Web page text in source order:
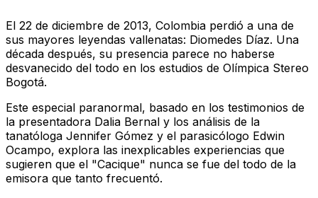
El 22 de diciembre de 2013, Colombia perdió a una de
sus mayores leyendas vallenatas: Diomedes Díaz. Una
década después, su presencia parece no haberse
desvanecido del todo en los estudios de Olímpica Stereo
Bogotá.
Este especial paranormal, basado en los testimonios de
la presentadora Dalia Bernal y los análisis de la
tanatóloga Jennifer Gómez y el parasicólogo Edwin
Ocampo, explora las inexplicables experiencias que
sugieren que el "Cacique" nunca se fue del todo de la
emisora que tanto frecuentó.